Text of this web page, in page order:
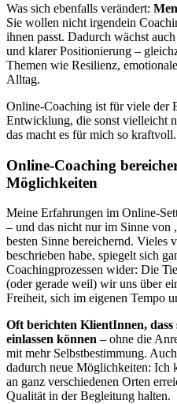
Was sich ebenfalls verändert:
Sie wollen nicht irgendein
ihnen passt. Dadurch wächst
und klarer Positionierung –
Themen wie Resilienz,
Alltag.
Online-Coaching ist für viele der
Entwicklung, die sonst vielleicht
das macht es für mich so kraftvoll.
Online-Coaching
Möglichkeiten
Meine Erfahrungen im Online-
– und das nicht nur im Sinne von
besten Sinne bereichernd. Vieles
beschrieben habe, spiegelt sich
Coachingprozessen wider: Die
(oder gerade weil) wir uns über
Freiheit, sich im eigenen Tempo
Oft berichten KlientInnen, dass
einlassen können – ohne die
mit mehr Selbstbestimmung.
dadurch neue Möglichkeiten: Ich
an ganz verschiedenen Orten
Qualität in der Begleitung halten.